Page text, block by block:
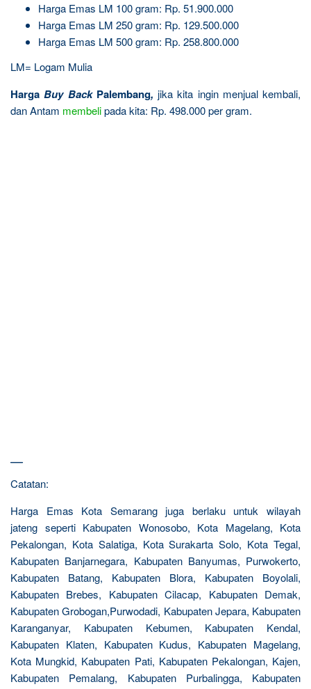
Harga Emas LM 100 gram: Rp. 51.900.000
Harga Emas LM 250 gram: Rp. 129.500.000
Harga Emas LM 500 gram: Rp. 258.800.000
LM= Logam Mulia
HargaBuy Back Palembang, jika kita ingin menjual kembali,
dan Antam membelipada kita: Rp. 498.000 per gram.
—
Catatan:
Harga Emas Kota Semarang juga berlaku untuk wilayah
jateng seperti Kabupaten Wonosobo, Kota Magelang, Kota
Pekalongan, Kota Salatiga, Kota Surakarta Solo, Kota Tegal,
Kabupaten Banjarnegara, Kabupaten Banyumas, Purwokerto,
Kabupaten Batang, Kabupaten Blora, Kabupaten Boyolali,
Kabupaten Brebes, Kabupaten Cilacap, Kabupaten Demak,
Kabupaten Grobogan,Purwodadi, Kabupaten Jepara, Kabupaten
Karanganyar, Kabupaten Kebumen, Kabupaten Kendal,
Kabupaten Klaten, Kabupaten Kudus, Kabupaten Magelang,
Kota Mungkid, Kabupaten Pati, Kabupaten Pekalongan, Kajen,
Kabupaten Pemalang, Kabupaten Purbalingga, Kabupaten